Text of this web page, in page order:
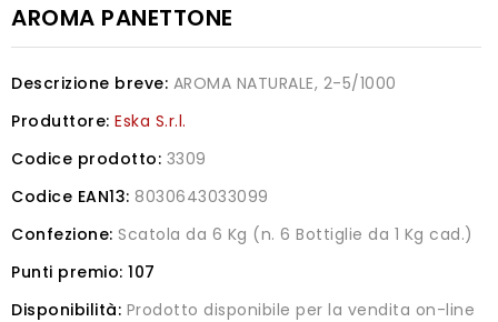
AROMA PANETTONE
Descrizione breve: AROMA NATURALE, 2-5/1000
Produttore: Eska S.r.l.
Codice prodotto: 3309
Codice EAN13: 8030643033099
Confezione: Scatola da 6 Kg (n. 6 Bottiglie da 1 Kg cad.)
Punti premio: 107
Disponibilità: Prodotto disponibile per la vendita on-line